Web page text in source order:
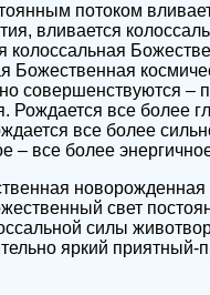
потоком
вливается
колоссальная
Божественная
совершенствуются –
все более
все более
– все более
свет
силы
яркий